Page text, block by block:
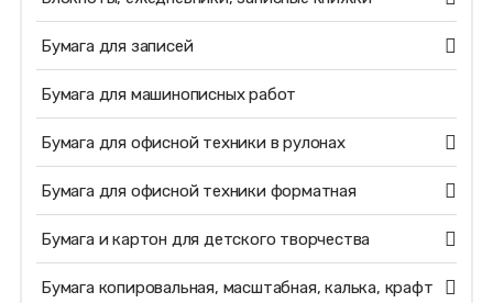
Бумага для записей
Бумага для машинописных работ
Бумага для офисной техники в рулонах
Бумага для офисной техники форматная
Бумага и картон для детского творчества
Бумага копировальная, масштабная, калька, крафт